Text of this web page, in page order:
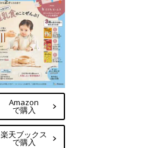
Amazon
で購入
楽天ブックス
で購入